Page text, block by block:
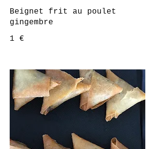
Beignet frit au poulet
1 €